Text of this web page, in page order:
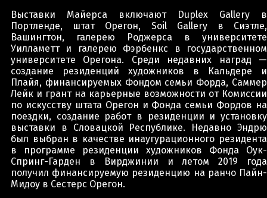
Выставки Майерса включают Duplex Gallery в
Портленде, штат Орегон, Soil Gallery в Сиэтле,
Вашингтон, галерею Роджерса в университете
Уилламетт и галерею Фэрбенкс в государственном
университете Орегона. Среди недавних наград —
создание резиденций художников в Кальдере и
Плайя, финансируемых Фондом семьи Форда, Саммер
Лейк и грант на карьерные возможности от Комиссии
по искусству штата Орегон и Фонда семьи Фордов на
поездки, создание работ в резиденции и установку
выставки в Словацкой Республике. Недавно Эндрю
был выбран в качестве инаугурационного резидента
в программе резиденции художников Фонда Оук-
Спринг-Гарден в Вирджинии и летом 2019 года
получил финансируемую резиденцию на ранчо Пайн-
Мидоу в Сестерс Орегон.